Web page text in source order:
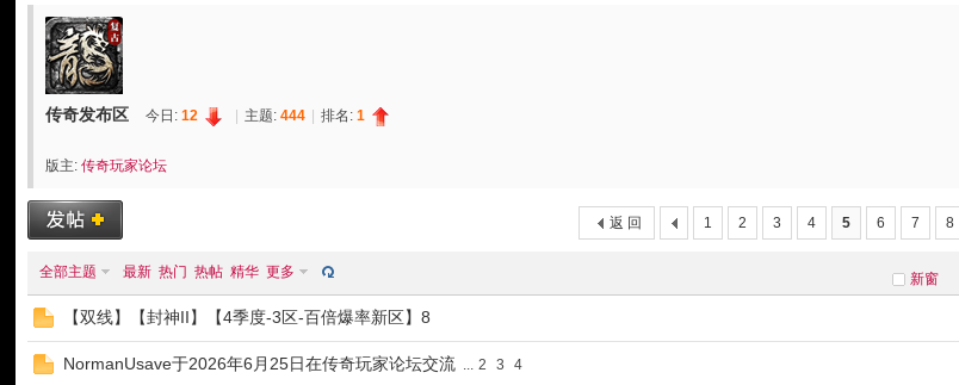
›
传奇发布区 今日:12 主题:444 排名:1
版主:传奇玩家论坛
1 2 3 4 5 6 7 8
返 回
新窗
全部主题 最新 热门 热帖 精华 更多
【双线】【封神II】【4季度-3区-百倍爆率新区】8
NormanUsave于2026年6月25日在传奇玩家论坛交流 ... 2 3 4